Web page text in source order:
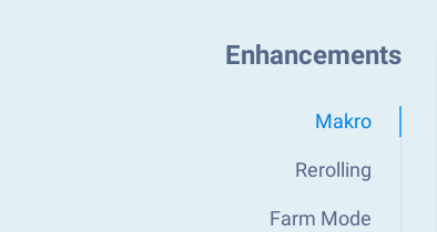
Enhancements
Makro
Rerolling
Farm Mode